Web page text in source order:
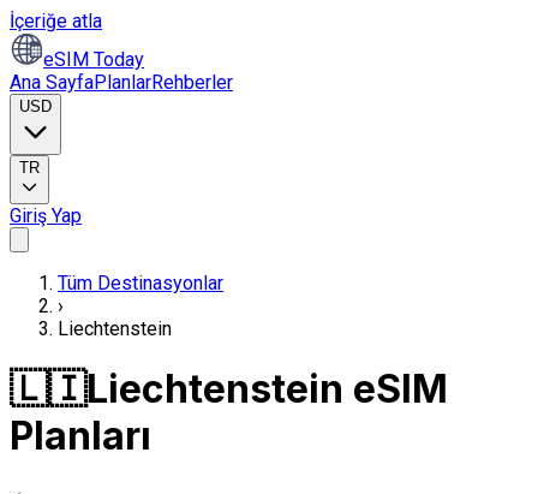
İçeriğe atla
eSIM Today
Ana SayfaPlanlarRehberler
USD
TR
Giriş Yap
Tüm Destinasyonlar
›
Liechtenstein
🇱🇮Liechtenstein eSIM
Planları